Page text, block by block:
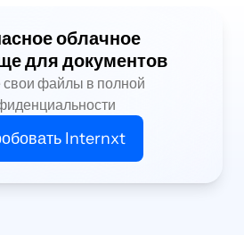
облачное
для документов
свои файлы в полной
Internxt